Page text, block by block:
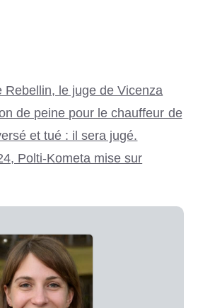
Rebellin, le juge de Vicenza
de peine pour le chauffeur de
et tué : il sera jugé.
Polti-Kometa mise sur